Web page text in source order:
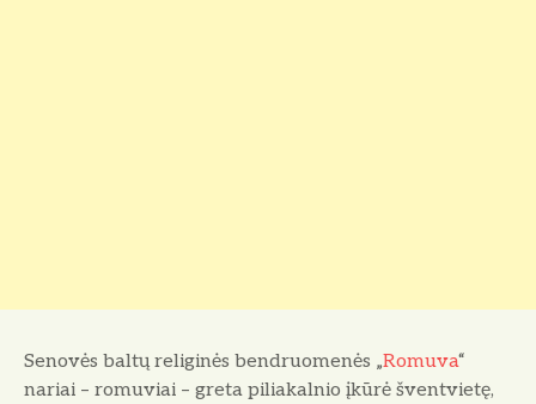
Senovės baltų religinės bendruomenės „Romuva“
nariai – romuviai – greta piliakalnio įkūrė šventvietę,